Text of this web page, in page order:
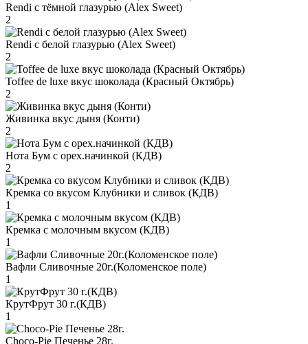
Rendi с тёмной глазурью (Alex Sweet)
2
Rendi с белой глазурью (Alex Sweet)
2
Toffee de luxe вкус шоколада (Красный Октябрь)
2
Живинка вкус дыня (Конти)
2
Нота Бум с орех.начинкой (КДВ)
2
Кремка со вкусом Клубники и сливок (КДВ)
1
Кремка с молочным вкусом (КДВ)
1
Вафли Сливочные 20г.(Коломенское поле)
1
КрутФрут 30 г.(КДВ)
1
Choco-Pie Печенье 28г.